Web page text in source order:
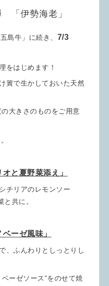
伊勢海老」
島牛」に続き、 7/3
をはじめます！
簀で生かしておいた天然
大きさのものをご用意
と夏野菜添え」
チリアのレモンソー
と共に。
ーゼ風味」
、ふんわりとしっとりし
ーゼソース”をのせて焼